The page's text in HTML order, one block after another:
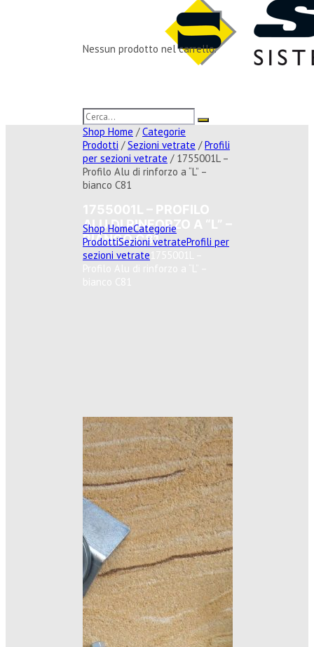
Nessun prodotto nel carrello.
Shop Home /Categorie
Prodotti /Sezioni vetrate /Profili
per sezioni vetrate / 1755001L –
Profilo Alu di rinforzo a “L” –
bianco C81
ALU DI RINFORZO A “L” –
BIANCO C81
Shop HomeCategorie
ProdottiSezioni vetrateProfili per
sezioni vetrate